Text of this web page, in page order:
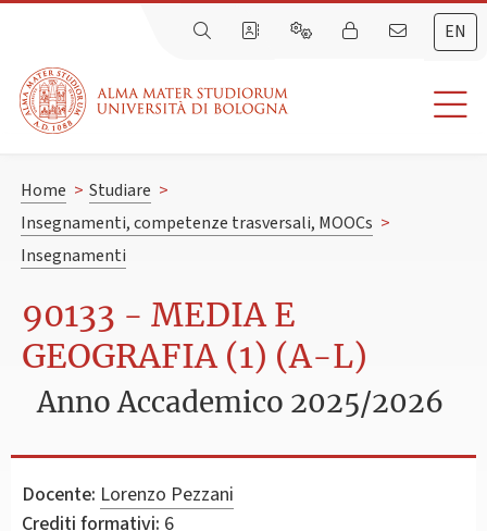
EN
Home > Studiare >
Insegnamenti, competenze trasversali, MOOCs >
Insegnamenti
90133 - MEDIA E
GEOGRAFIA (1) (A-L)
Anno Accademico 2025/2026
Docente: Lorenzo Pezzani
Crediti formativi: 6